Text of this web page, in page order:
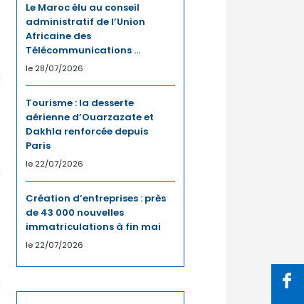
Le Maroc élu au conseil
administratif de l’Union
Africaine des
Télécommunications ...
le 28/07/2026
Tourisme : la desserte
aérienne d’Ouarzazate et
Dakhla renforcée depuis
Paris
le 22/07/2026
Création d’entreprises : près
de 43 000 nouvelles
immatriculations à fin mai
le 22/07/2026